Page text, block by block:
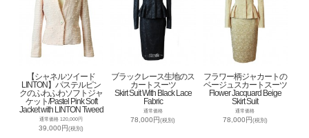
【シャネルツイード
LINTON】パステルピン
クのふわふわソフトジャ
ケット/Pastel Pink Soft
Jacket with LINTON Tweed
通常価格 120,000円
39,000円(税別)
ブラックレース生地のス
カートスーツ
Skirt Suit With Black Lace
Fabric
通常価格
78,000円(税別)
フラワー柄ジャカートの
ベージュスカートスーツ
Flower Jacquard Beige
Skirt Suit
通常価格
78,000円(税別)